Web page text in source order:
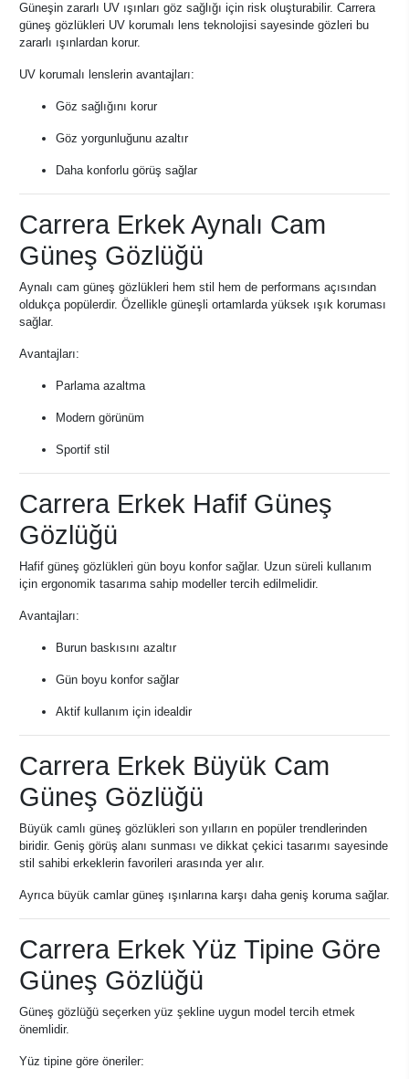
Güneşin zararlı UV ışınları göz sağlığı için risk oluşturabilir. Carrera
güneş gözlükleri UV korumalı lens teknolojisi sayesinde gözleri bu
zararlı ışınlardan korur.
UV korumalı lenslerin avantajları:
Göz sağlığını korur
Göz yorgunluğunu azaltır
Daha konforlu görüş sağlar
Carrera Erkek Aynalı Cam
Güneş Gözlüğü
Aynalı cam güneş gözlükleri hem stil hem de performans açısından
oldukça popülerdir. Özellikle güneşli ortamlarda yüksek ışık koruması
sağlar.
Avantajları:
Parlama azaltma
Modern görünüm
Sportif stil
Carrera Erkek Hafif Güneş
Gözlüğü
Hafif güneş gözlükleri gün boyu konfor sağlar. Uzun süreli kullanım
için ergonomik tasarıma sahip modeller tercih edilmelidir.
Avantajları:
Burun baskısını azaltır
Gün boyu konfor sağlar
Aktif kullanım için idealdir
Carrera Erkek Büyük Cam
Güneş Gözlüğü
Büyük camlı güneş gözlükleri son yılların en popüler trendlerinden
biridir. Geniş görüş alanı sunması ve dikkat çekici tasarımı sayesinde
stil sahibi erkeklerin favorileri arasında yer alır.
Ayrıca büyük camlar güneş ışınlarına karşı daha geniş koruma sağlar.
Carrera Erkek Yüz Tipine Göre
Güneş Gözlüğü
Güneş gözlüğü seçerken yüz şekline uygun model tercih etmek
önemlidir.
Yüz tipine göre öneriler: